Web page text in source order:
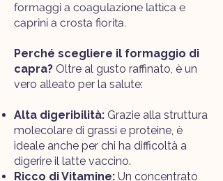
formaggi a coagulazione lattica e
caprini a crosta fiorita.​
Perché scegliere il formaggio di
capra? Oltre al gusto raffinato, è un
vero alleato per la salute:
Alta digeribilità: Grazie alla struttura
molecolare di grassi e proteine, è
ideale anche per chi ha difficoltà a
digerire il latte vaccino.
Ricco di Vitamine: Un concentrato